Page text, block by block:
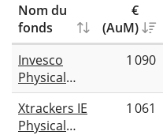
Nom du
fonds
€
(AuM)
Invesco
Physical
Gold EUR
Hedged ETC
1 090
Xtrackers IE
Physical
1 061